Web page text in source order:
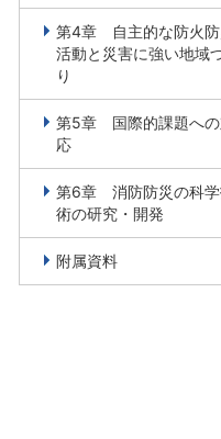
第4章 自主的な防火防
活動と災害に強い地域
り
第5章 国際的課題へ
応
第6章 消防防災の科
術の研究・開発
附属資料